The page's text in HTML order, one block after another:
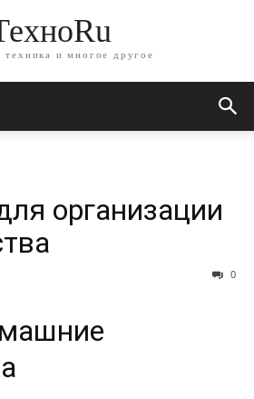
техника и многое другое
организации
0